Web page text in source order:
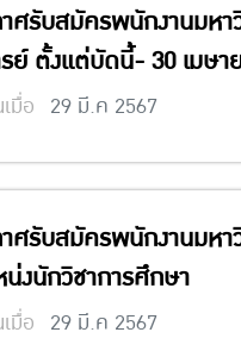
ศรับสมัครพนักงานมห
ย์ ตั้งแต่บัดนี้- 30 เมษา
มื่อ 29 มี.ค 2567
ศรับสมัครพนักงานมหา
งนักวิชาการศึกษา
มื่อ 29 มี.ค 2567